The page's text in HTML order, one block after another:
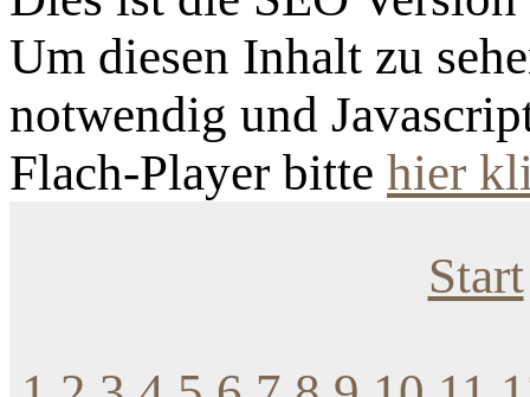
Um diesen Inhalt zu
notwendig und
Flach-Player bitte hier
Start